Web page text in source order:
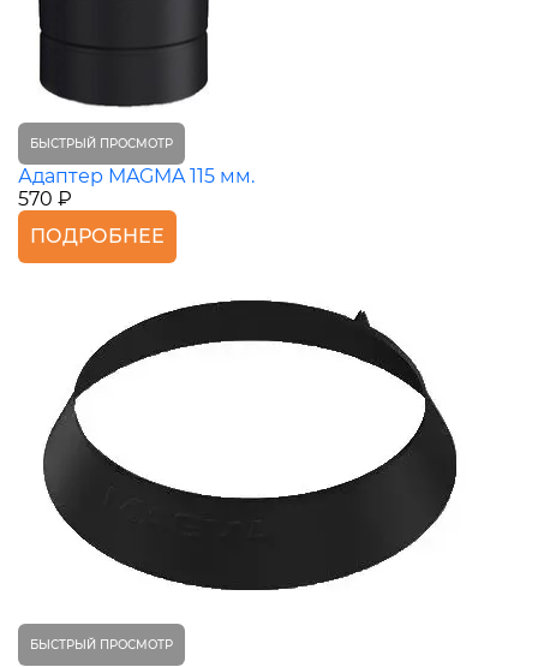
БЫСТРЫЙ ПРОСМОТР
Адаптер MAGMA 115 мм.
570 ₽
ПОДРОБНЕЕ
БЫСТРЫЙ ПРОСМОТР